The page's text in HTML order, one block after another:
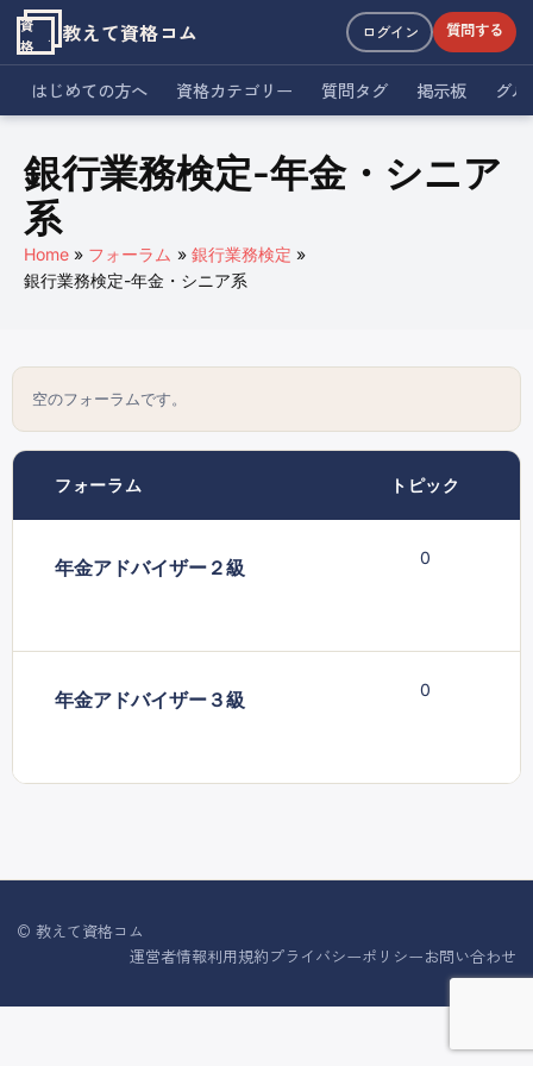
資
格
教えて資格コム ログイン 質問する
はじめての方へ 資格カテゴリー 質問タグ 掲示板 グ
銀行業務検定-年金・シニア
系
Home フォーラム
銀行業務検定
銀行業務検定-年金・シニア系
空のフォーラムです。
フォーラム トピック
年金アドバイザー２級 0
年金アドバイザー３級 0
© 教えて資格コム
運営者情報利用規約プライバシーポリシーお問い合わせ